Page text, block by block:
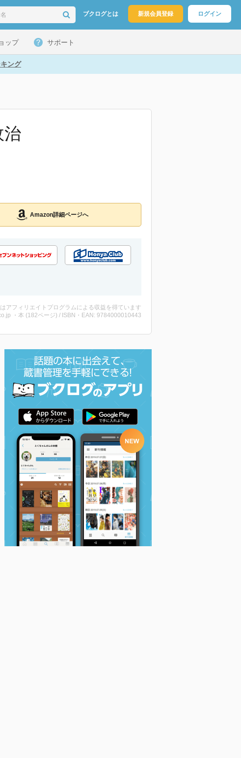
ブクログとは 新規会員登録 ログイン
ップ サポート
ング
治
Amazon詳細ページへ
アフィリエイトプログラムによる収益を得ています
・本 (182ページ) / ISBN・EAN: 9784000010443